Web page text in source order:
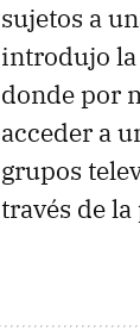
sujetos a
introdujo la
donde por
acceder a
grupos
través de